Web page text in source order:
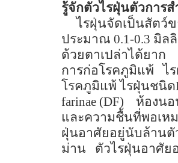
รู้จักตัวไรฝุ่นตัวการ
ไรฝุ่นจัดเป็นสัตว์
ประมาณ 0.1-0.3 มิล
ด้วยตาเปล่าได้ยาก
การก่อโรคภูมิแพ้
ไ
โรคภูมิแพ้ ไรฝุ่นชนิด
farinae (DF) ห้องน
และความชื้นที่พอเห
ฝุ่นอาศัยอยู่นับล้านตั
ม่าน ตัวไรฝุ่นอาศัย